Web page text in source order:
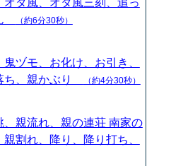
（約6分30秒）
ヅモ、お化け、お引き、
ち、親かぶり
（約4分30秒）
、親流れ、親の連荘 南家の
割れ、降り、降り打ち、